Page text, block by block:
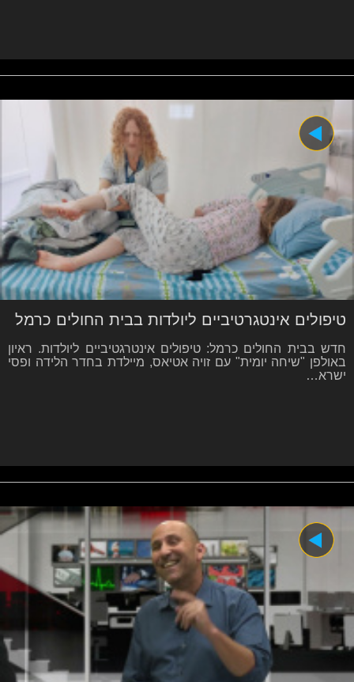
טיפולים אינטגרטיביים ליולדות בבית החולים כרמל
חדש בבית החולים כרמל: טיפולים אינטרגטיביים ליולדות. ראיון
באולפן "שיחה יומית" עם זויה אטיאס, מיילדת בחדר הלידה ופסי
ישרא…